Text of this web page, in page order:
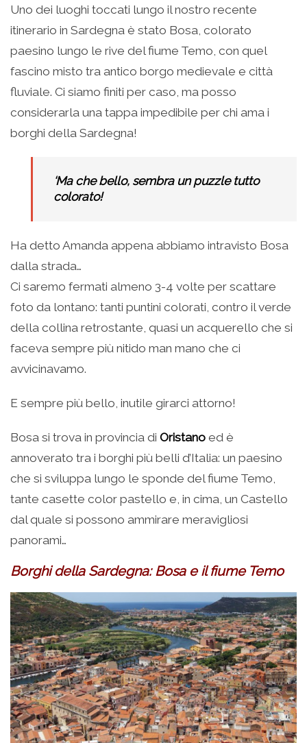
su
Facebook
apre
una
nuova
finestra)
condividere
su
Twitter
(Si
in
una
nuova
finestra)
condividere
su
Google+
(Si
apre
in
una
nuova
finestra)
condividere
su
LinkedIn
(Si
in
una
nuova
finestra)
stampare
(Si
apre
in
nuova
finestra)
Uno dei luoghi toccati lungo il nostro recente
itinerario in Sardegna è stato Bosa, colorato
paesino lungo le rive del fiume Temo, con quel
fascino misto tra antico borgo medievale e città
fluviale. Ci siamo finiti per caso, ma posso
considerarla una tappa impedibile per chi ama i
borghi della Sardegna!
‘Ma che bello, sembra un puzzle tutto
colorato!
Ha detto Amanda appena abbiamo intravisto Bosa
dalla strada…
Ci saremo fermati almeno 3-4 volte per scattare
foto da lontano: tanti puntini colorati, contro il verde
della collina retrostante, quasi un acquerello che si
faceva sempre più nitido man mano che ci
avvicinavamo.
E sempre più bello, inutile girarci attorno!
Bosa si trova in provincia di Oristano ed è
annoverato tra i borghi più belli d’Italia: un paesino
che si sviluppa lungo le sponde del fiume Temo,
tante casette color pastello e, in cima, un Castello
dal quale si possono ammirare meravigliosi
panorami…
Borghi della Sardegna: Bosa e il fiume Temo